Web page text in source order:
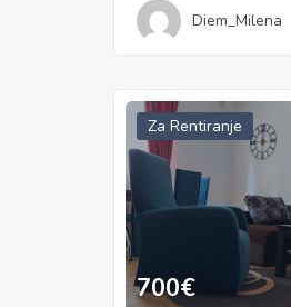
Diem_Milena
Za Rentiranje
700€